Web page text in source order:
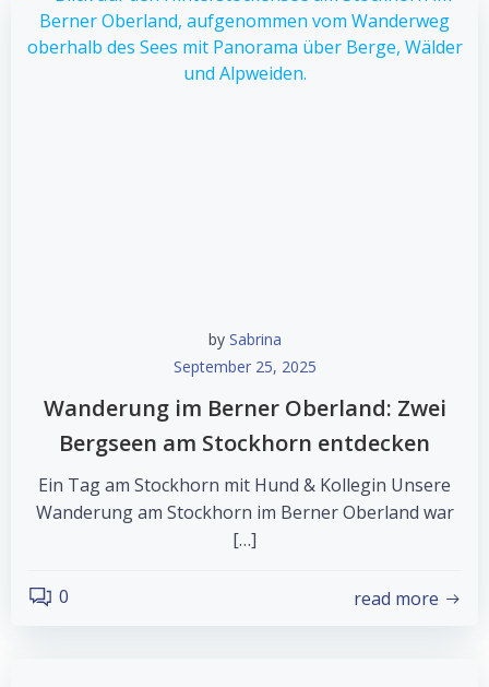
by Sabrina
September 25, 2025
Wanderung im Berner Oberland: Zwei
Bergseen am Stockhorn entdecken
Ein Tag am Stockhorn mit Hund & Kollegin Unsere
Wanderung am Stockhorn im Berner Oberland war
[…]
0 read more